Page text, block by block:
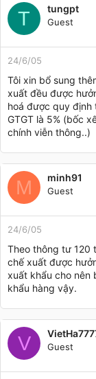
T tungpt
Guest
24/6/05
Tôi xin bổ sung
xuất đều được
hoá được quy định
GTGT là 5% (bốc
chính viễn thông..)
M minh91
Guest
24/6/05
Theo thông tư 120
chế xuất được
xuất khẩu cho nên
khẩu hàng vậy.
V Guest